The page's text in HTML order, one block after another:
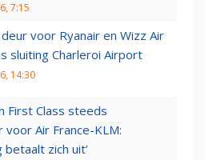
7:15
voor Ryanair en Wizz Air
sluiting Charleroi Airport
14:30
First Class steeds
voor Air France-KLM:
betaalt zich uit’